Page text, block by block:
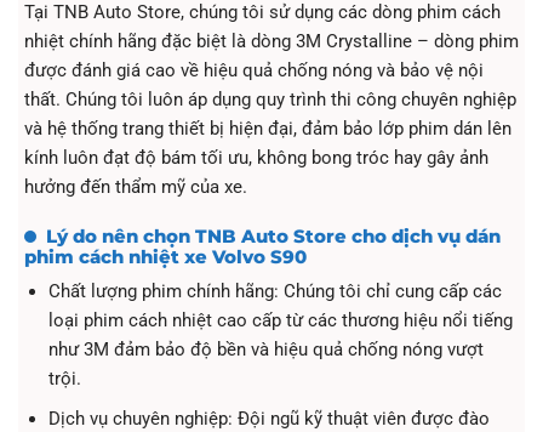
Tại TNB Auto Store, chúng tôi sử dụng các dòng phim cách
nhiệt chính hãng đặc biệt là dòng 3M Crystalline – dòng phim
được đánh giá cao về hiệu quả chống nóng và bảo vệ nội
thất. Chúng tôi luôn áp dụng quy trình thi công chuyên nghiệp
và hệ thống trang thiết bị hiện đại, đảm bảo lớp phim dán lên
kính luôn đạt độ bám tối ưu, không bong tróc hay gây ảnh
hưởng đến thẩm mỹ của xe.
Lý do nên chọn TNB Auto Store cho dịch vụ dán
phim cách nhiệt xe Volvo S90
Chất lượng phim chính hãng: Chúng tôi chỉ cung cấp các
loại phim cách nhiệt cao cấp từ các thương hiệu nổi tiếng
như 3M đảm bảo độ bền và hiệu quả chống nóng vượt
trội.
Dịch vụ chuyên nghiệp: Đội ngũ kỹ thuật viên được đào